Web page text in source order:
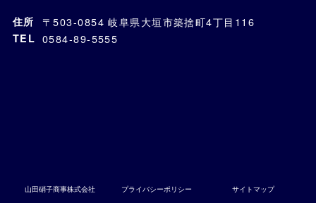
住所 〒503-0854 岐阜県大垣市築捨町4丁目116
TEL 0584-89-5555
山田硝子商事株式会社 プライバシーポリシー サイトマップ